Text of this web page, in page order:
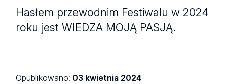
Hasłem przewodnim Festiwalu w 2024
roku jest WIEDZA MOJĄ PASJĄ.
Opublikowano: 03 kwietnia 2024